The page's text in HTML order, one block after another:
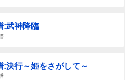
:武神降臨
:決行～姫をさがして～